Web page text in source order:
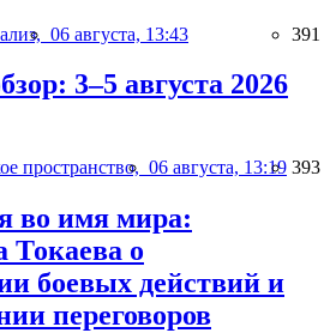
06 августа, 13:43 391
3–5 августа 2026
пространство, 06 августа, 13:19 393
во имя мира:
Токаева о
боевых действий и
переговоров